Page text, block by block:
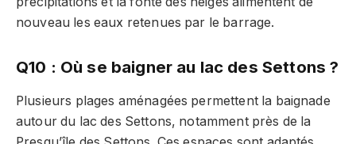
nouveau les eaux retenues par le barrage.
Q10 : Où se baigner au lac des Settons ?
Plusieurs plages aménagées permettent la baignade
autour du lac des Settons, notamment près de la